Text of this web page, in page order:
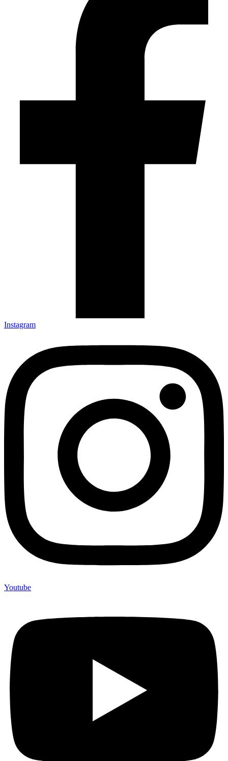
Instagram
Youtube